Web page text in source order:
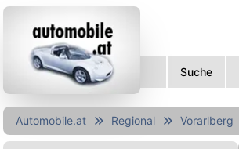
Suche
Automobile.at Regional Vorarlberg